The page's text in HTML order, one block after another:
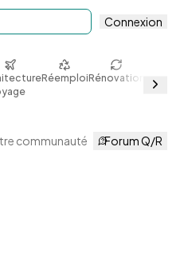
Connexion
RéemploiRénovation
communauté Forum Q/R